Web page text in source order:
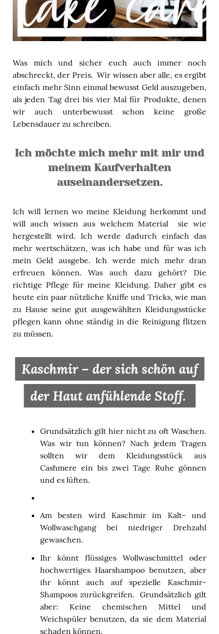
Was mich und sicher euch auch immer noch
abschreckt, der Preis. Wir wissen aber alle, es ergibt
einfach mehr Sinn einmal bewusst Geld auszugeben,
als jeden Tag drei bis vier Mal für Produkte, denen
wir auch unterbewusst schon keine große
Lebensdauer zu schreiben.
Ich möchte mich mehr mit mir und
meinem Kaufverhalten
auseinandersetzen.
Ich will lernen wo meine Kleidung herkommt und
will auch wissen aus welchem Material
sie wie
hergestellt wird. Ich werde dadurch einfach das
mehr wertschätzen, was ich habe und für was ich
mein Geld ausgebe. Ich werde mich mehr dran
erfreuen können. Was auch dazu gehört? Die
richtige Pflege für meine Kleidung. Daher gibt es
heute ein paar nützliche Kniffe und Tricks, wie man
zu Hause seine gut ausgewählten Kleidungsstücke
pflegen kann ohne ständig in die Reinigung flitzen
zu müssen.
Kaschmir – der sich schön auf
der Haut anfühlende Stoff.
Grundsätzlich gilt hier nicht zu oft Waschen.
Was wir tun können? Nach jedem Tragen
sollten wir dem Kleidungsstück aus
Cashmere ein bis zwei Tage Ruhe gönnen
und es lüften.
Am besten wird Kaschmir im Kalt- und
Wollwaschgang bei niedriger Drehzahl
gewaschen.
Ihr könnt flüssiges Wollwaschmittel oder
hochwertiges Haarshampoo benutzen, aber
ihr könnt auch auf spezielle Kaschmir-
Shampoos zurückgreifen.
Grundsätzlich gilt
aber: Keine chemischen Mittel und
Weichspüler benutzen, da sie dem Material
schaden können.